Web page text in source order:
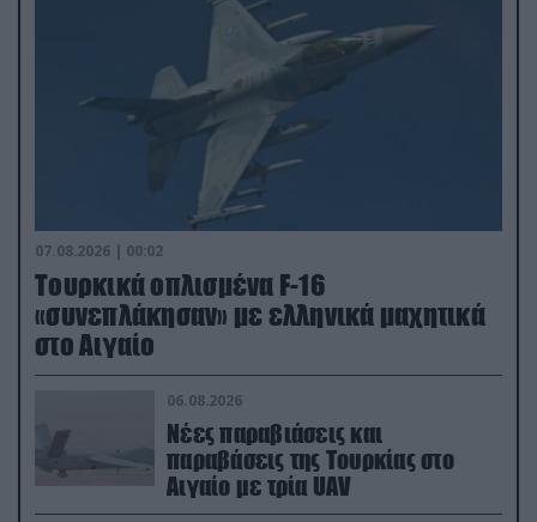
07.08.2026 | 00:02
Τουρκικά οπλισμένα F-16
«συνεπλάκησαν» με ελληνικά μαχητικά
στο Αιγαίο
06.08.2026
Νέες παραβιάσεις και
παραβάσεις της Τουρκίας στο
Αιγαίο με τρία UAV